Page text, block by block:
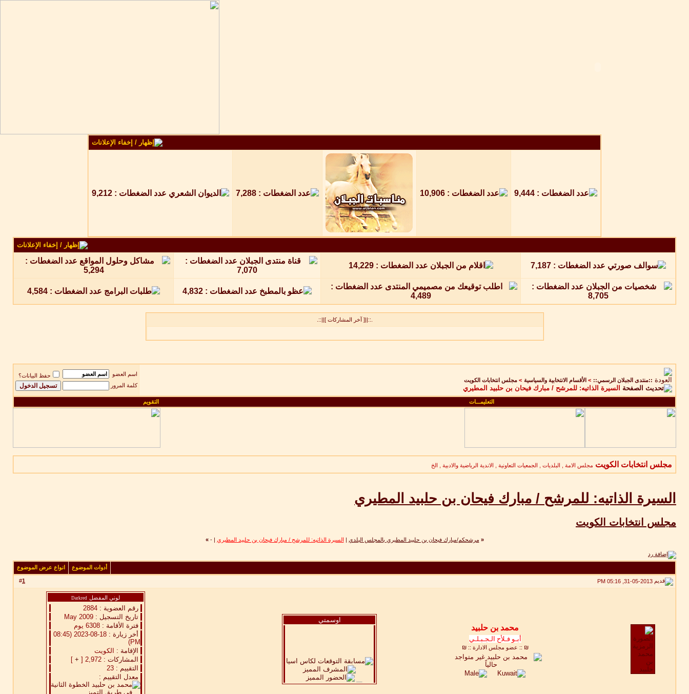
.::||[ آخر المشاركات ]||::.
::منتدى الجبلان الرسمي:: > الأقسام الانتخابية والسياسية > مجلس انتخابات الكويت
السيرة الذاتيه: للمرشح / مبارك فيحان بن حلبيد المطيري
اسم العضو
حفظ البيانات؟
كلمة المرور
التعليمـــات التقويم
مجلس انتخابات الكويت مجلس الامة , البلديات , الجمعيات التعاونية , الاندية الرياضية والادبية , الخ
السيرة الذاتيه: للمرشح / مبارك فيحان بن حلبيد المطيري
مجلس انتخابات الكويت
« مرشحكم/مبارك فيحان بن حلبيد المطيري بالمجلس البلدي السيرة الذاتيه: للمرشح / مبارك فيحان بن حلبيد المطيري |
-
»
أدوات الموضوع انواع عرض الموضوع
#1 31-05-2013, 05:16 PM
أبـو فـلأح الـجـبـلـي
₪ :: عضو مجلس الادارة :: ₪
اوسمتي
لوني المفضل Darkred
رقم العضوية : 2884
تاريخ التسجيل : May 2009
فترة الأقامة : 6308 يوم
أخر زيارة :
18-08-2023 (08:45
PM)
الإقامة : الكويت
المشاركات : 2,972 [
+
]
التقييم : 23
معدل التقييم :